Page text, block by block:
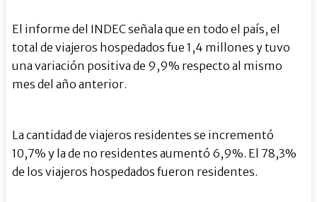
El informe del INDEC señala que en todo el país, el
total de viajeros hospedados fue 1,4 millones y tuvo
una variación positiva de 9,9% respecto al mismo
mes del año anterior.
La cantidad de viajeros residentes se incrementó
10,7% y la de no residentes aumentó 6,9%. El 78,3%
de los viajeros hospedados fueron residentes.